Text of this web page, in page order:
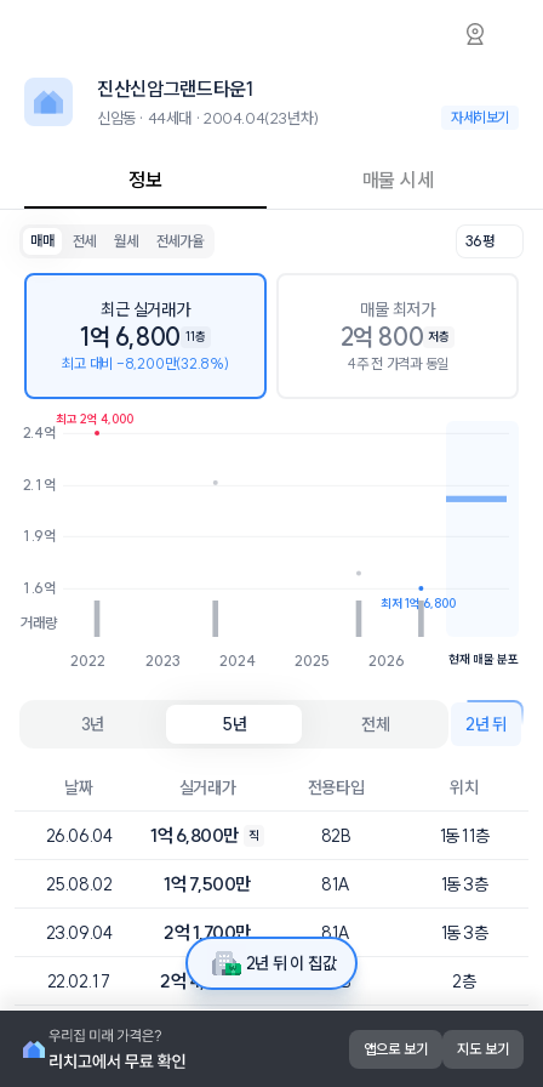
신암동 진산신암그랜드타운1 아파트 시세·실
진산신암그랜드타운1는 신암동에 위치한 44세대 아파트로, 2004.04
인근 학군으로는 대구덕성초등학교, 신아중학교가 있습니다.
최고 11층, 용적률 405%, 건폐율 57%의 단지입니다.
생활편의 시설로는 현대산부인과의원 (19m), LA남경치과의원
진산신암그랜드타운1
진산신암그랜드타운1
신암동 · 44세대 · 2004.04(23년차) 신암동 · 44세
자세히보기
정보 매물 시세
매매 전세 월세 전세가율 36평
최근 실거래가
1억 6,800 11층
최고 대비 -8,200만(32.8%)
매물 최저가
2억 800 저층
4주 전 가격과 동일
2022 2023 2024 2025 2026
거래량
1.6억
1.9억
2.1억
2.4억
최고 2억 4,000
최저 1억 6,800
현재 매물 분포
3년 5년 전체 2년 뒤
날짜 실거래가 전용타입 위치
26.06.04 1억 6,800만 직 82B 1동 11층
25.08.02 1억 7,500만 81A 1동 3층
23.09.04 2억 1,700만 81A 1동 3층
22.02.17 2억 4,000만 82B 2층
21.04.21 2억 5,000만 9층
2년 뒤 이 집값
앱으로 보기 지도 보기